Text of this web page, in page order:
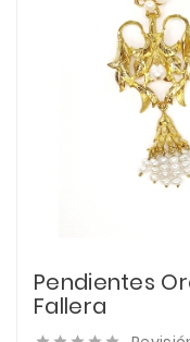
Pendientes
Fallera